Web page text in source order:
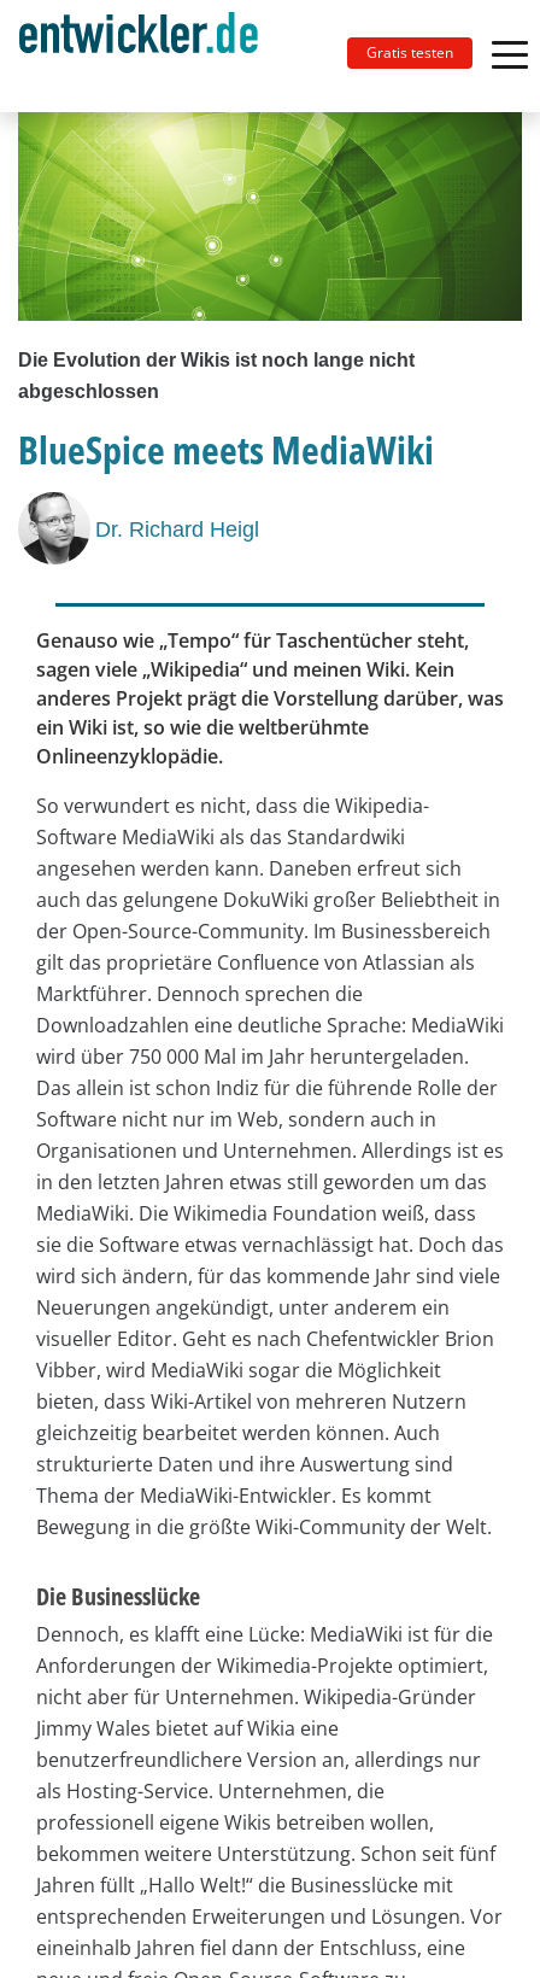
Gratis testen
Die Evolution der Wikis ist noch lange nicht
abgeschlossen
BlueSpice meets MediaWiki
Dr. Richard Heigl
Genauso wie „Tempo“ für Taschentücher steht,
sagen viele „Wikipedia“ und meinen Wiki. Kein
anderes Projekt prägt die Vorstellung darüber, was
ein Wiki ist, so wie die weltberühmte
Onlineenzyklopädie.
So verwundert es nicht, dass die Wikipedia-
Software MediaWiki als das Standardwiki
angesehen werden kann. Daneben erfreut sich
auch das gelungene DokuWiki großer Beliebtheit in
der Open-Source-Community. Im Businessbereich
gilt das proprietäre Confluence von Atlassian als
Marktführer. Dennoch sprechen die
Downloadzahlen eine deutliche Sprache: MediaWiki
wird über 750 000 Mal im Jahr heruntergeladen.
Das allein ist schon Indiz für die führende Rolle der
Software nicht nur im Web, sondern auch in
Organisationen und Unternehmen. Allerdings ist es
in den letzten Jahren etwas still geworden um das
MediaWiki. Die Wikimedia Foundation weiß, dass
sie die Software etwas vernachlässigt hat. Doch das
wird sich ändern, für das kommende Jahr sind viele
Neuerungen angekündigt, unter anderem ein
visueller Editor. Geht es nach Chefentwickler Brion
Vibber, wird MediaWiki sogar die Möglichkeit
bieten, dass Wiki-Artikel von mehreren Nutzern
gleichzeitig bearbeitet werden können. Auch
strukturierte Daten und ihre Auswertung sind
Thema der MediaWiki-Entwickler. Es kommt
Bewegung in die größte Wiki-Community der Welt.
Die Businesslücke
Dennoch, es klafft eine Lücke: MediaWiki ist für die
Anforderungen der Wikimedia-Projekte optimiert,
nicht aber für Unternehmen. Wikipedia-Gründer
Jimmy Wales bietet auf Wikia eine
benutzerfreundlichere Version an, allerdings nur
als Hosting-Service. Unternehmen, die
professionell eigene Wikis betreiben wollen,
bekommen weitere Unterstützung. Schon seit fünf
Jahren füllt „Hallo Welt!“ die Businesslücke mit
entsprechenden Erweiterungen und Lösungen. Vor
eineinhalb Jahren fiel dann der Entschluss, eine